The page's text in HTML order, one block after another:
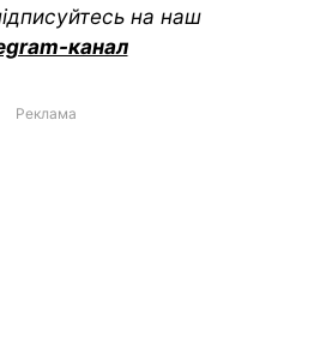
на наш
канал
Реклама